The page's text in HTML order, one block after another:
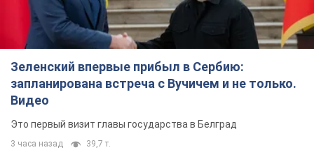
Зеленский впервые прибыл в Сербию:
запланирована встреча с Вучичем и не только.
Видео
Это первый визит главы государства в Белград
3 часа назад 39,7 т.